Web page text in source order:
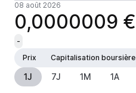
08 août 2026
0,0000009 €
-
Prix
Capitalisation boursière
1J 7J 1M 1A